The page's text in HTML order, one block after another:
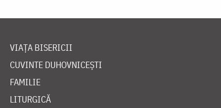
VIAȚA BISERICII
CUVINTE DUHOVNICEȘTI
FAMILIE
LITURGICĂ